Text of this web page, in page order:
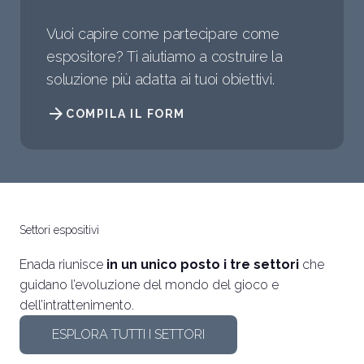
Vuoi capire come partecipare come
espositore? Ti aiutiamo a costruire la
soluzione più adatta ai tuoi obiettivi.
COMPILA IL FORM
arrow_forward
Settori espositivi
Enada riunisce in un unico posto i tre settori che
guidano l’evoluzione del mondo del gioco e
dell’intrattenimento.
ESPLORA TUTTI I SETTORI